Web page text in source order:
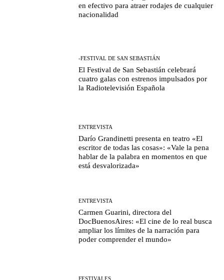
en efectivo para atraer rodajes de cualquier
nacionalidad
-FESTIVAL DE SAN SEBASTIÁN
El Festival de San Sebastián celebrará
cuatro galas con estrenos impulsados por
la Radiotelevisión Española
ENTREVISTA
Darío Grandinetti presenta en teatro «El
escritor de todas las cosas»: «Vale la pena
hablar de la palabra en momentos en que
está desvalorizada»
ENTREVISTA
Carmen Guarini, directora del
DocBuenosAires: «El cine de lo real busca
ampliar los límites de la narración para
poder comprender el mundo»
FESTIVALES